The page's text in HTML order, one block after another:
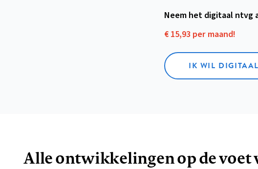
Neem het digitaal ntvg
€ 15,93 per maand!
IK WIL DIGITAAL
Alle ontwikkelingen op de voet